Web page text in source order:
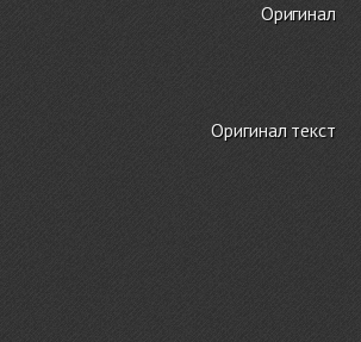
Оригинал
Оригинал текст